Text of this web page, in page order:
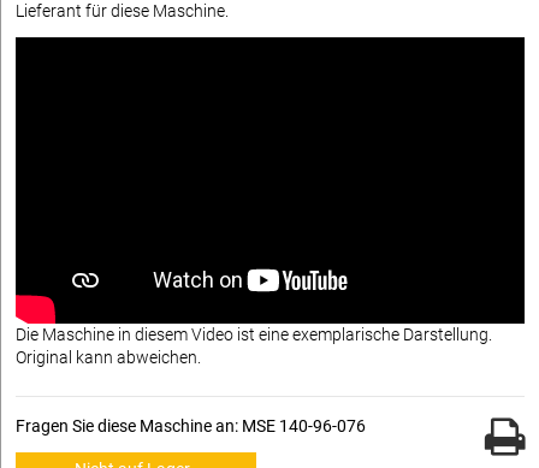
Lieferant für diese Maschine.
Die Maschine in diesem Video ist eine exemplarische Darstellung.
Original kann abweichen.
Fragen Sie diese Maschine an: MSE 140-96-076